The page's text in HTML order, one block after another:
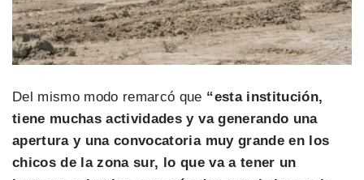
Del mismo modo remarcó que “esta institución,
tiene muchas actividades y va generando una
apertura y una convocatoria muy grande en los
chicos de la zona sur, lo que va a tener un